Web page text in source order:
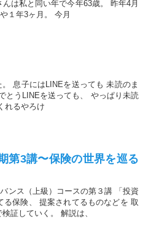
は私と同い年で今年63歳。 昨年4月
１年3ヶ月。 今月
息子にはLINEを送っても 未読のま
とうLINEを送っても、 やっぱり未読
れるやろけ
第3講〜保険の世界を巡る
ンス（上級）コースの第３講 「投資
保険、 提案されてるものなどを 取
証していく。 解説は、